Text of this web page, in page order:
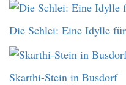
Die Schlei: Eine Idylle
Skarthi-Stein in Busdorf